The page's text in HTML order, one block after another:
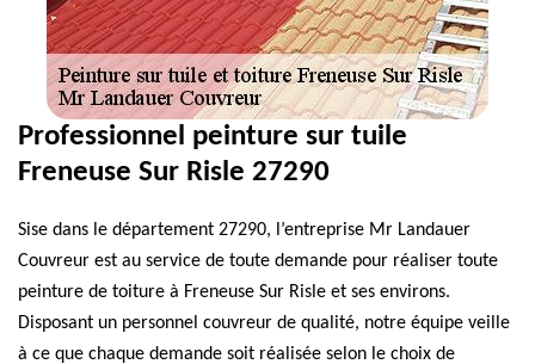
Professionnel peinture sur tuile
Freneuse Sur Risle 27290
Sise dans le département 27290, l’entreprise Mr Landauer
Couvreur est au service de toute demande pour réaliser toute
peinture de toiture à Freneuse Sur Risle et ses environs.
Disposant un personnel couvreur de qualité, notre équipe veille
à ce que chaque demande soit réalisée selon le choix de